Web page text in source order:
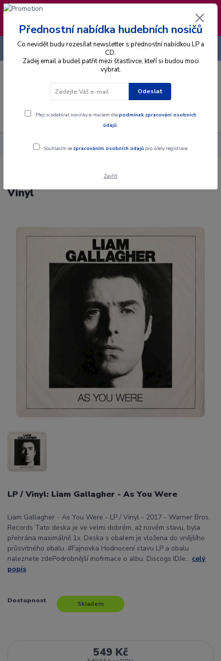
❣️ Od 4.8. do 13.8. čerpám dovolenou. Datum
expedice objednávek se posouvá na pátek
14.8.2026 🐋
Menu
CZK
+420 725 736 293
Alba Gramodesky Liam Gallagher - As You Were - LP / Vinyl
Liam Gallagher - As You Were - LP /
Vinyl
LP / Vinyl: Liam Gallagher - As You Were
Liam Gallagher - As You Were - LP / Vinyl - 2017 - Warner Bros.
Records Tato deska je ve velmi dobrém, až novém stavu, byla
přehrána maximálně 1x. Deska s obalem je vložena do vnějšího
průsvitného obalu. #Fajnovka Hodnocení stavu LP a obalu
naleznete zdePodrobnější inofrmace o albu: Discogs IDJe... celý
popis
Dostupnost Skladem
549 Kč
Přednostní nabídka hudebních nosičů
Co nevidět budu rozesílat newsletter s přednostní nabídkou LP a
CD.
Zadej email a budeš patřit mezi šťastlivce, kteří si budou moci
vybrat.
Odeslat
Přeji si odebírat novinky e-mailem dlepodmínek zpracování osobních
údajů.
Souhlasím se zpracováním osobních údajů pro účely registrace.
Zavřít